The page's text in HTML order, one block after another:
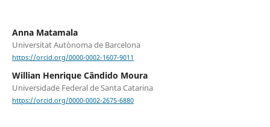
Anna Matamala
Universitat Autònoma de Barcelona
https://orcid.org/0000-0002-1607-9011
Willian Henrique Cândido Moura
Universidade Federal de Santa Catarina
https://orcid.org/0000-0002-2675-6880